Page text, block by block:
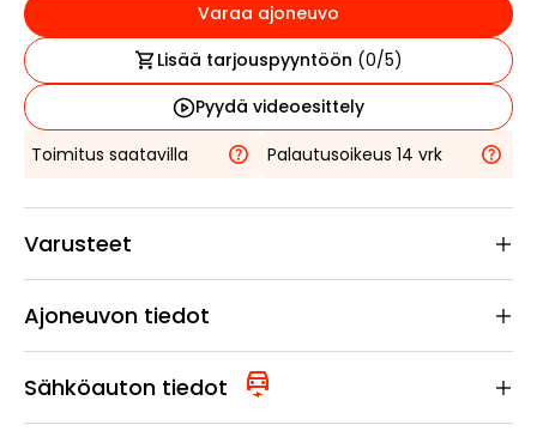
Varaa ajoneuvo
Lisää tarjouspyyntöön (0/5)
Pyydä videoesittely
Toimitus saatavilla
Palautusoikeus 14 vrk
Varusteet
Ajoneuvon tiedot
Sähköauton tiedot